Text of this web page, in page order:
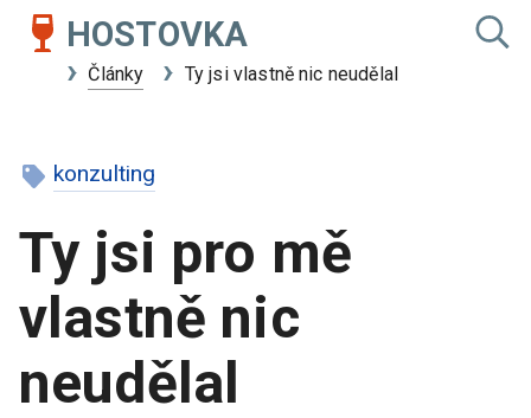
HOSTOVKA
Články Ty jsi vlastně nic neudělal
konzulting
Ty jsi pro mě
vlastně nic
neudělal